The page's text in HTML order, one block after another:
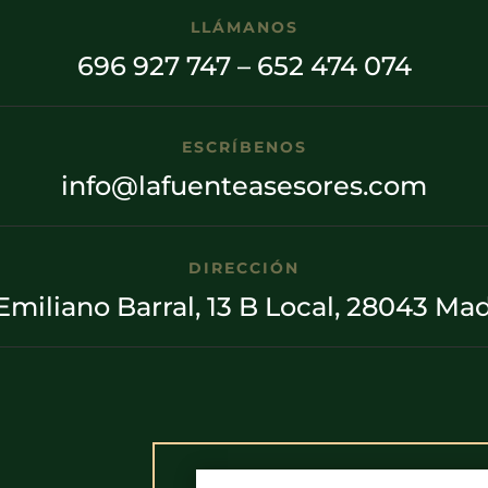
LLÁMANOS
696 927 747– 652 474 074
ESCRÍBENOS
info@lafuenteasesores.com
DIRECCIÓN
Barral, 13 B Local, 28043